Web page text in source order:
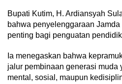
Bupati Kutim, H. Ardiansyah
bahwa penyelenggaraan
penting bagi penguatan
Ia menegaskan bahwa
jalur pembinaan generasi muda
mental, sosial, maupun